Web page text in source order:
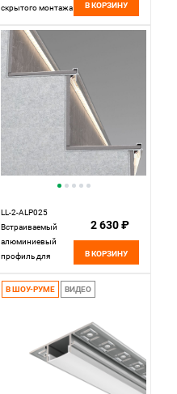
скрытого монтажа
м), ALM-2222-B-2M
632013, 200*2*2
см, Maytoni
632013, Черный
В КОРЗИНУ
LL-2-ALP025
Встраиваемый
алюминиевый
профиль для
ступеней (под
ленту до 11mm),
2-ALP025 LL-2-
ALP025,
2 630 ₽
В КОРЗИНУ
В ШОУ-РУМЕ ВИДЕО